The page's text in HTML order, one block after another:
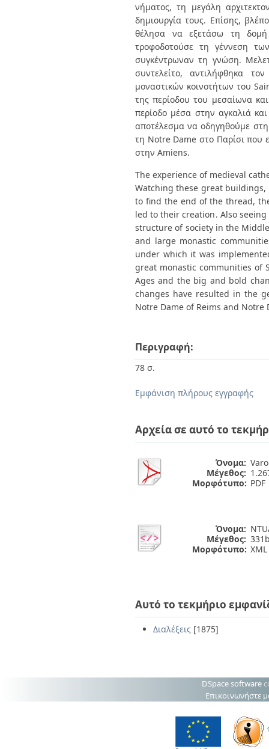
νήματος, τη μεγάλη
δημιουργία τους. Επίσης,
θέλησα να εξετάσω τη δομή
τροφοδοτούσε τη γέννεση
συγκέντρωναν τη γνώση.
συντελείτο, αντιλήφθηκα
μοναστικών κοινοτήτων του
της περίοδου του μεσαίωνα
περίοδο μέσα στην αγκαλιά
αποτέλεσμα να οδηγηθούμε στη
τη Notre Dame στο Παρίσι που
στην Amiens.
The experience of medieval
Watching these great
to find the end of the thread,
led to their creation. Also
structure of society in the
and large monastic
under which it was
great monastic communities of
Ages and the big and bold
changes have resulted in the
Notre Dame of Reims and Notre
Περιγραφή:
78 σ.
Εμφάνιση πλήρους εγγραφής
Αρχεία σε αυτό το
Όνομα:
Μέγεθος:
Μορφότυπο: PDF
Όνομα:
Μέγεθος:
Μορφότυπο: XML
Αυτό το τεκμήριο
Διαλέξεις [1875]
DSpace software
Επικοινωνήστε